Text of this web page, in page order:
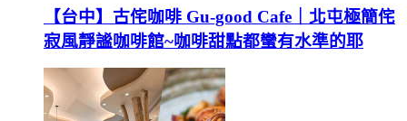
【台中】古侘咖啡 Gu-good Cafe｜北屯極簡侘
寂風靜謐咖啡館~咖啡甜點都蠻有水準的耶